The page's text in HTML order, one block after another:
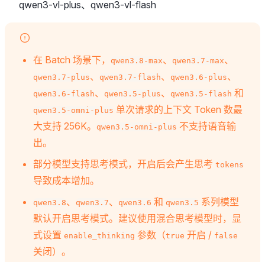
qwen3-vl-plus、qwen3-vl-flash
在 Batch 场景下， qwen3.8-max、 qwen3.7-max、
qwen3.7-plus、 qwen3.7-flash、 qwen3.6-plus、
qwen3.6-flash、 qwen3.5-plus、 qwen3.5-flash 和
qwen3.5-omni-plus 单次请求的上下文 Token 数最
大支持 256K。
qwen3.5-omni-plus 不支持语音输
出。
部分模型支持思考模式，开启后会产生思考 tokens
导致成本增加。
qwen3.8、 qwen3.7、 qwen3.6 和 qwen3.5 系列模型
默认开启思考模式。建议使用混合思考模型时，显
式设置 enable_thinking 参数（true 开启 / false
关闭）。